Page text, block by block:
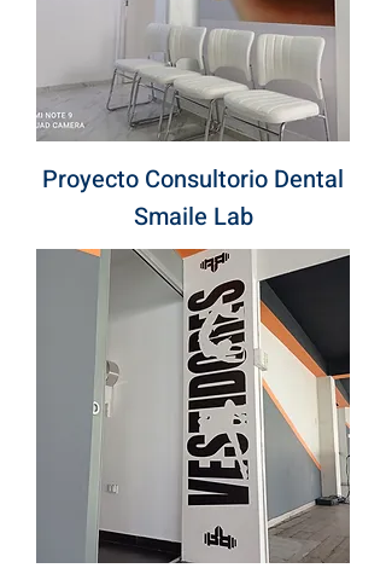
Proyecto Consultorio Dental
Smaile Lab